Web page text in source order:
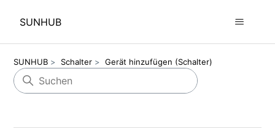
SUNHUB
SUNHUB Schalter Gerät hinzufügen (Schalter)